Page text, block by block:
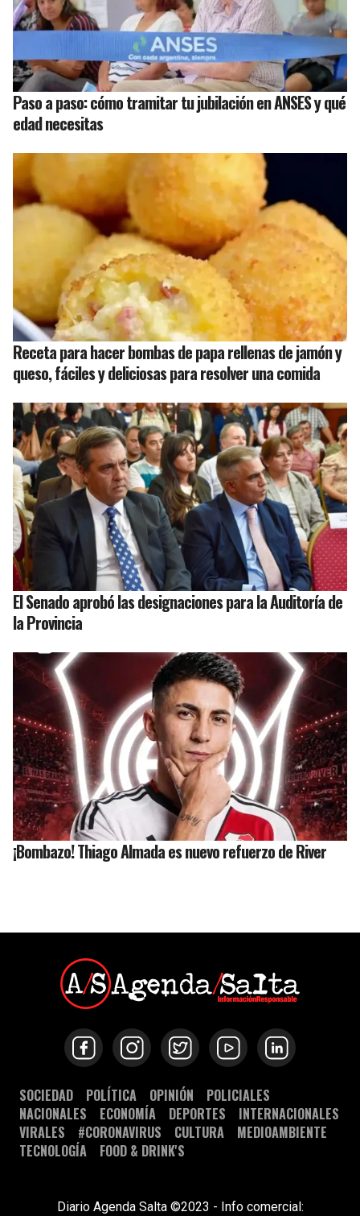
Paso a paso: cómo tramitar tu jubilación en ANSES y qué
edad necesitas
Receta para hacer bombas de papa rellenas de jamón y
queso, fáciles y deliciosas para resolver una comida
El Senado aprobó las designaciones para la Auditoría de
la Provincia
¡Bombazo! Thiago Almada es nuevo refuerzo de River
SOCIEDAD POLÍTICA OPINIÓN
POLICIALES
NACIONALES
ECONOMÍA DEPORTES
INTERNACIONALES
VIRALES
#CORONAVIRUS CULTURA
MEDIOAMBIENTE
TECNOLOGÍA
FOOD & DRINK'S
Diario Agenda Salta ©2023 - Info comercial: